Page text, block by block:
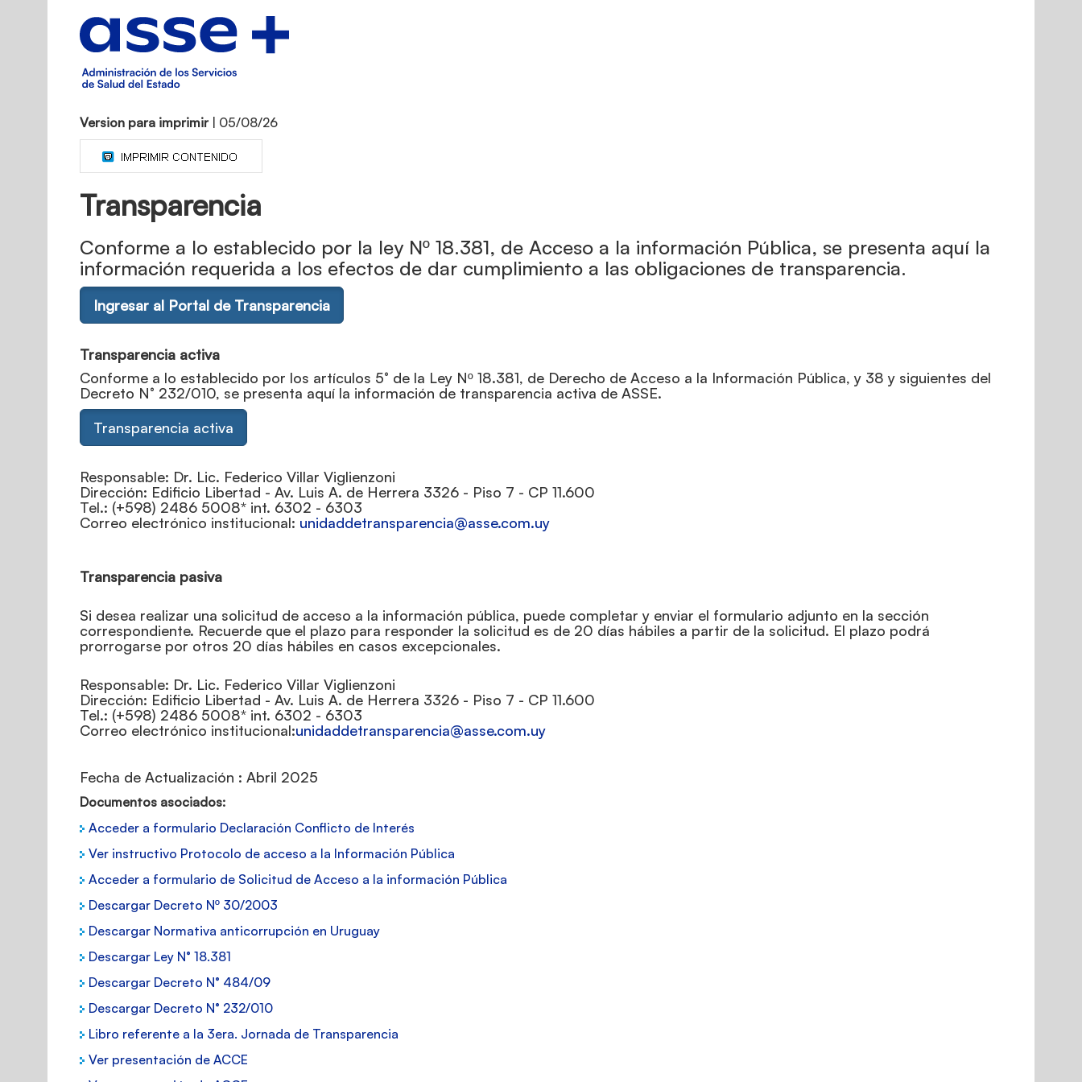
Version para imprimir | 05/08/26
Transparencia
Conforme a lo establecido por la ley Nº 18.381, de Acceso a la información Pública, se presenta aquí la
información requerida a los efectos de dar cumplimiento a las obligaciones de transparencia.
Ingresar al Portal de Transparencia
Transparencia activa
Conforme a lo establecido por los artículos 5° de la Ley Nº 18.381, de Derecho de Acceso a la Información Pública, y 38 y siguientes del
Decreto N° 232/010, se presenta aquí la información de transparencia activa de ASSE.
Transparencia activa
Responsable: Dr. Lic. Federico Villar Viglienzoni
Dirección: Edificio Libertad - Av. Luis A. de Herrera 3326 - Piso 7 - CP 11.600
Tel.: (+598) 2486 5008* int. 6302 - 6303
Correo electrónico institucional: yu.moc.essa@aicnerapsnarteddadinu
Transparencia pasiva
Si desea realizar una solicitud de acceso a la información pública, puede completar y enviar el formulario adjunto en la sección
correspondiente. Recuerde que el plazo para responder la solicitud es de 20 días hábiles a partir de la solicitud. El plazo podrá
prorrogarse por otros 20 días hábiles en casos excepcionales.
Responsable: Dr. Lic. Federico Villar Viglienzoni
Dirección: Edificio Libertad - Av. Luis A. de Herrera 3326 - Piso 7 - CP 11.600
Tel.: (+598) 2486 5008* int. 6302 - 6303
Correo electrónico institucional:yu.moc.essa@aicnerapsnarteddadinu
Fecha de Actualización : Abril 2025
Documentos asociados:
Acceder a formulario Declaración Conflicto de Interés
Ver instructivo Protocolo de acceso a la Información Pública
Acceder a formulario de Solicitud de Acceso a la información Pública
Descargar Decreto Nº 30/2003
Descargar Normativa anticorrupción en Uruguay
Descargar Ley N° 18.381
Descargar Decreto N° 484/09
Descargar Decreto N° 232/010
Libro referente a la 3era. Jornada de Transparencia
Ver presentación de ACCE